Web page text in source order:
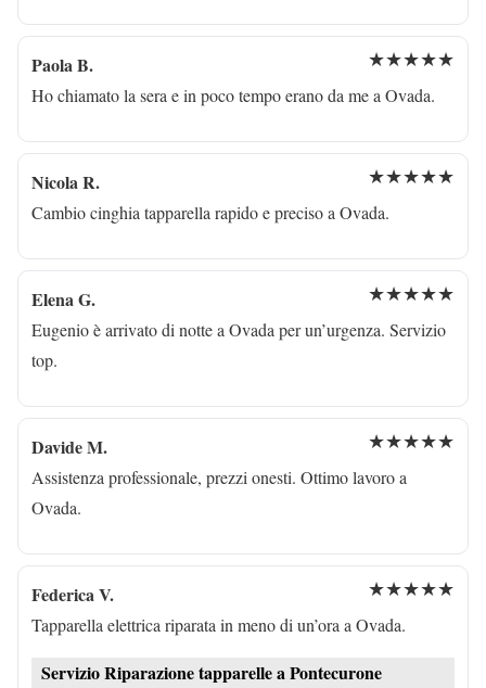
Paola B. ★★★★★
Ho chiamato la sera e in poco tempo erano da me a Ovada.
Nicola R. ★★★★★
Cambio cinghia tapparella rapido e preciso a Ovada.
Elena G. ★★★★★
Eugenio è arrivato di notte a Ovada per un’urgenza. Servizio
top.
Davide M. ★★★★★
Assistenza professionale, prezzi onesti. Ottimo lavoro a
Ovada.
Federica V. ★★★★★
Tapparella elettrica riparata in meno di un’ora a Ovada.
Servizio Riparazione tapparelle a Pontecurone